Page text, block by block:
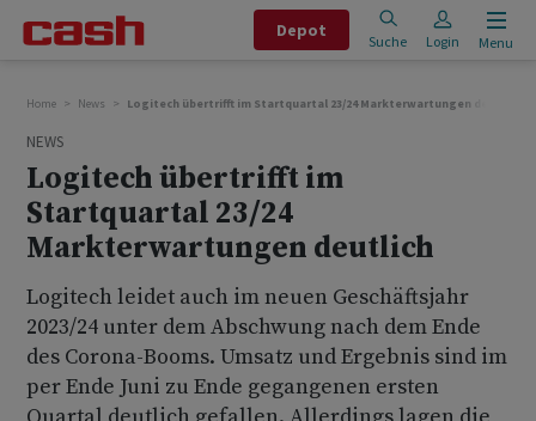
Depot
Suche Login Menu
Home News Logitech übertrifft im Startquartal 23/24 Markterwartungen deutlich
NEWS
Logitech übertrifft im
Startquartal 23/24
Markterwartungen deutlich
Logitech leidet auch im neuen Geschäftsjahr
2023/24 unter dem Abschwung nach dem Ende
des Corona-Booms. Umsatz und Ergebnis sind im
per Ende Juni zu Ende gegangenen ersten